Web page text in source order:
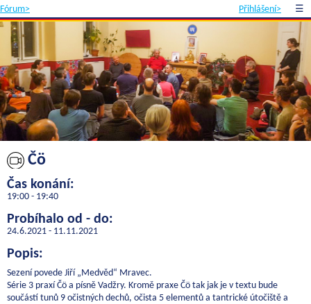
Fórum> Přihlášení> ☰
Čö
Čas konání:
19:00 - 19:40
Probíhalo od - do:
24.6.2021 - 11.11.2021
Popis:
Sezení povede Jiří „Medvěd“ Mravec.
Série 3 praxí Čö a písně Vadžry. Kromě praxe Čö tak jak je v textu bude
součástí tunů 9 očistných dechů, očista 5 elementů a tantrické útočiště a